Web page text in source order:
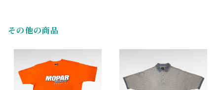
その他の商品